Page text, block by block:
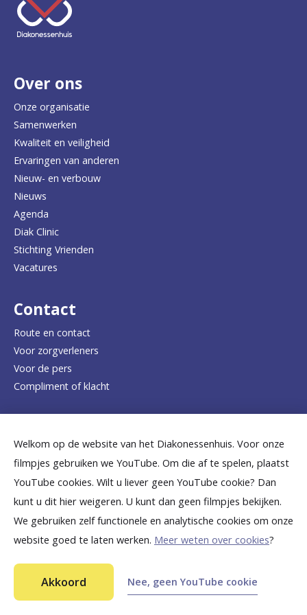
Welkom op de website van het Diakonessenhuis. Voor onze
filmpjes gebruiken we YouTube. Om die af te spelen, plaatst
YouTube cookies. Wilt u liever geen YouTube cookie? Dan
kunt u dit hier weigeren. U kunt dan geen filmpjes bekijken.
We gebruiken zelf functionele en analytische cookies om onze
website goed te laten werken. Meer weten over cookies?
Akkoord Nee, geen YouTube cookie
e
e
t
e
r
u
g
n
a
a
d
e
h
o
p
a
g
e
Over ons
Onze organisatie
Samenwerken
Kwaliteit en veiligheid
Ervaringen van anderen
Nieuw- en verbouw
Nieuws
Agenda
Diak Clinic
Stichting Vrienden
Vacatures
Contact
Route en contact
Voor zorgverleners
Voor de pers
Compliment of klacht
Dicht bij jou
B
e
k
k
B
e
k
j
k
B
e
k
B
e
k
j
B
e
k
j
Aansprakelijkheid
Toegankelijkheid